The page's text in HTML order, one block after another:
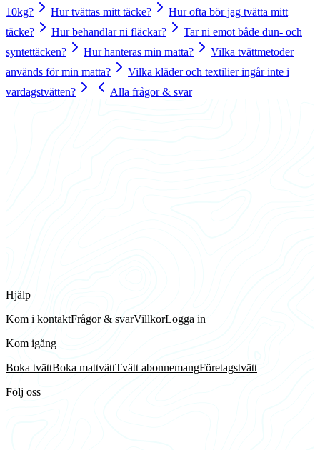
10kg?
Hur tvättas mitt täcke?
Hur ofta bör jag tvätta mitt
täcke?
Hur behandlar ni fläckar?
Tar ni emot både dun- och
syntettäcken?
Hur hanteras min matta?
Vilka tvättmetoder
används för min matta?
Vilka kläder och textilier ingår inte i
vardagstvätten?
Alla frågor & svar
Hjälp
Kom i kontaktFrågor & svarVillkorLogga in
Kom igång
Boka tvättBoka mattvättTvätt abonnemangFöretagstvätt
Följ oss